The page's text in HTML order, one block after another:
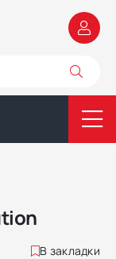
В закладки